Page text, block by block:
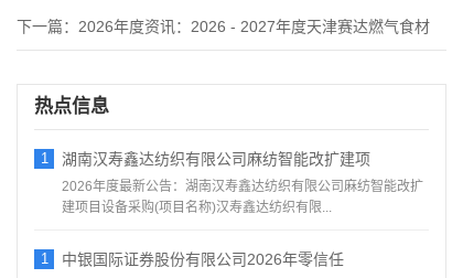
下一篇： 2026年度资讯：2026 - 2027年度天津赛达燃气食材
热点信息
1 湖南汉寿鑫达纺织有限公司麻纺智能改扩建项
2026年度最新公告：湖南汉寿鑫达纺织有限公司麻纺智能改扩
建项目设备采购(项目名称)汉寿鑫达纺织有限...
1 中银国际证券股份有限公司2026年零信任